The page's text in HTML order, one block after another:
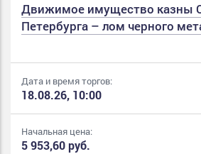
Движимое имущество казны
Петербурга – лом черного
Дата и время торгов:
18.08.26, 10:00
Начальная цена:
5 953,60 руб.